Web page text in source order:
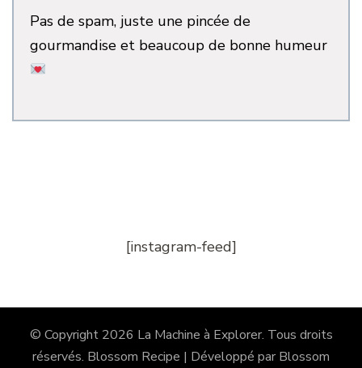
Pas de spam, juste une pincée de
gourmandise et beaucoup de bonne humeur
[instagram-feed]
© Copyright 2026 La Machine à Explorer. Tous droits
réservés. Blossom Recipe | Développé par Blossom